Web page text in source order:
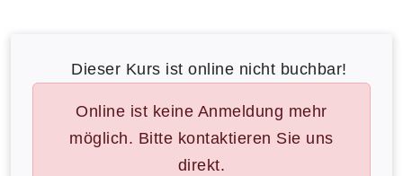
Dieser Kurs ist online nicht buchbar!
Online ist keine Anmeldung mehr
möglich. Bitte kontaktieren Sie uns
direkt.